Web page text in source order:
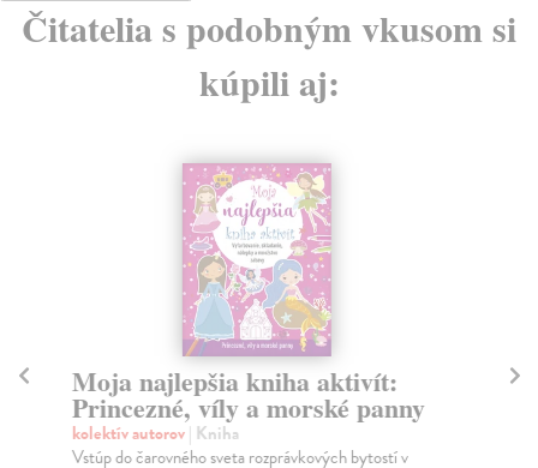
Čitatelia s podobným vkusom si
kúpili aj:
Moja najlepšia kniha aktivít:
Princezné, víly a morské panny
kolektív autorov| Kniha
Vstúp do čarovného sveta rozprávkových bytostí v